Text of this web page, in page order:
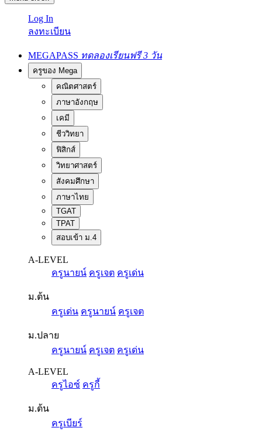
Log In
ลงทะเบียน
MEGAPASS ทดลองเรียนฟรี 3 วัน
ครูของ Mega
คณิตศาสตร์
ภาษาอังกฤษ
เคมี
ชีววิทยา
ฟิสิกส์
วิทยาศาสตร์
สังคมศึกษา
ภาษาไทย
TGAT
TPAT
สอบเข้า ม.4
A-LEVEL
ครูนายน์ ครูเจต ครูเด่น
ม.ต้น
ครูเด่น ครูนายน์ ครูเจต
ม.ปลาย
ครูนายน์ ครูเจต ครูเด่น
A-LEVEL
ครูไอซ์ ครูกี้
ม.ต้น
ครูเบียร์